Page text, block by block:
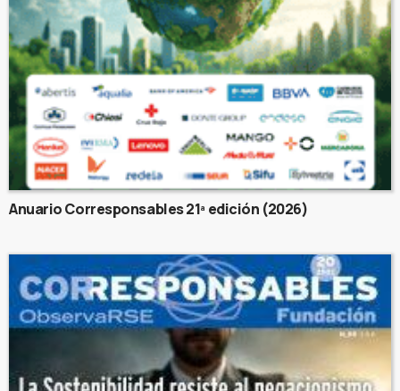
Anuario Corresponsables 21ª edición (2026)